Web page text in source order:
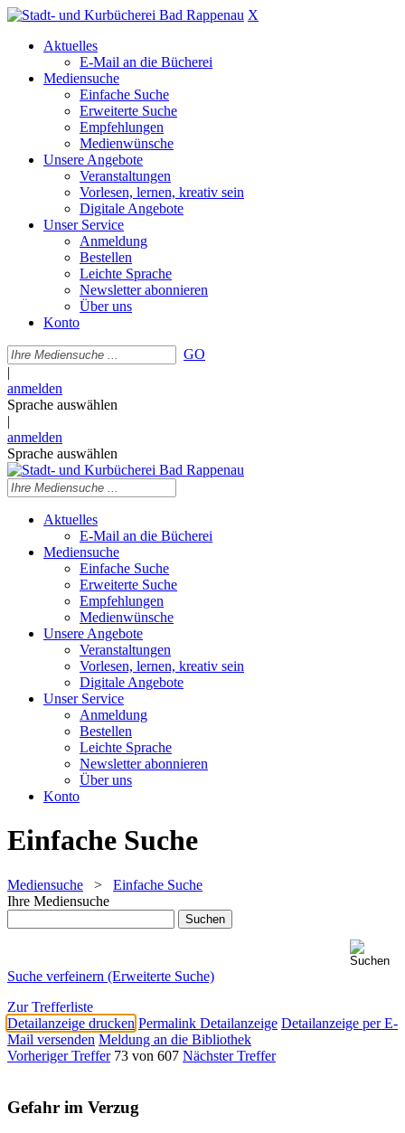
X
Aktuelles
E-Mail an die Bücherei
Mediensuche
Einfache Suche
Erweiterte Suche
Empfehlungen
Medienwünsche
Unsere Angebote
Veranstaltungen
Vorlesen, lernen, kreativ sein
Digitale Angebote
Unser Service
Anmeldung
Bestellen
Leichte Sprache
Newsletter abonnieren
Über uns
Konto
GO
|
anmelden
Sprache auswählen
|
anmelden
Sprache auswählen
Aktuelles
E-Mail an die Bücherei
Mediensuche
Einfache Suche
Erweiterte Suche
Empfehlungen
Medienwünsche
Unsere Angebote
Veranstaltungen
Vorlesen, lernen, kreativ sein
Digitale Angebote
Unser Service
Anmeldung
Bestellen
Leichte Sprache
Newsletter abonnieren
Über uns
Konto
Einfache Suche
Mediensuche > Einfache Suche
Ihre Mediensuche
Suche verfeinern (Erweiterte Suche)
Zur Trefferliste
Detailanzeige drucken Permalink Detailanzeige Detailanzeige per E-
Mail versenden Meldung an die Bibliothek
Vorheriger Treffer 73 von 607 Nächster Treffer
Gefahr im Verzug